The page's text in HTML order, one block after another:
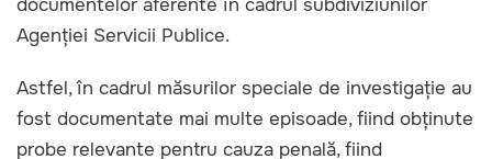
documentelor aferente în cadrul subdiviziunilor
Agenției Servicii Publice.
Astfel, în cadrul măsurilor speciale de investigație au
fost documentate mai multe episoade, fiind obținute
probe relevante pentru cauza penală, fiind